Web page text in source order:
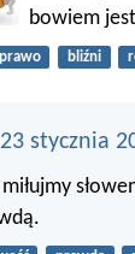
bowiem
prawo bliźni
stycznia